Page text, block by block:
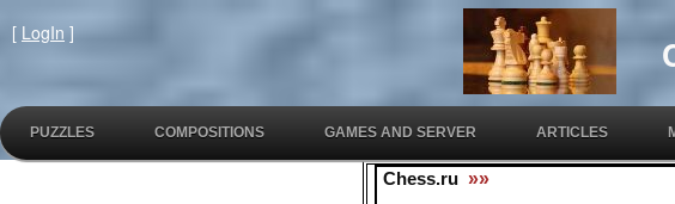
[ LogIn ]
PUZZLES COMPOSITIONS GAMES AND SERVER ARTICLES
Chess.ru »»